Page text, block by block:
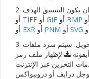
TIFF GIF BMP
EXR PNM SVG
3. انقر فوق الزر [تحويل الآن] لبدء التحويل. سيتم سرد ملفات
لإظهار ملف رمز
التخزين عبر الإنترنت